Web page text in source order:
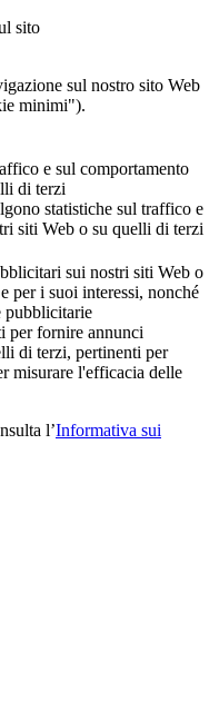
sito
sul nostro sito Web
minimi").
e sul comportamento
di terzi
statistiche sul traffico e
siti Web o su quelli di terzi
sui nostri siti Web o
per i suoi interessi, nonché
pubblicitarie
per fornire annunci
di terzi, pertinenti per
misurare l'efficacia delle
l’Informativa sui